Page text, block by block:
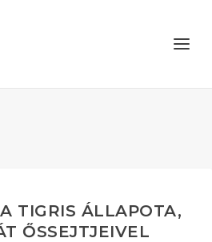
TIGRIS ÁLLAPOTA,
ŐSSEJTJEIVEL